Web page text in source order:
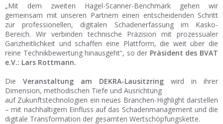
„Mit dem zweiten Hagel-Scanner-Benchmark gehen wir
gemeinsam mit unseren Partnern einen entscheidenden Schritt
zur professionellen, digitalen Schadenerfassung im Kasko-
Bereich. Wir verbinden technische Präzision mit prozessualer
Ganzheitlichkeit und schaffen eine Plattform, die weit über die
reine Technikbewertung hinausgeht“, so der Präsident des BVAT
e.V.: Lars Rottmann.
Die Veranstaltung am DEKRA-Lausitzring wird in ihrer
Dimension, methodischen Tiefe und Ausrichtung
auf Zukunftstechnologien ein neues Branchen-Highlight darstellen
– mit nachhaltigem Einfluss auf das Schadenmanagement und die
digitale Transformation der gesamten Wertschöpfungskette.